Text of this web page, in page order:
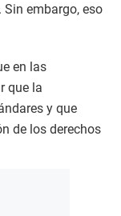
embargo, eso
en las
que la
y que
de los derechos